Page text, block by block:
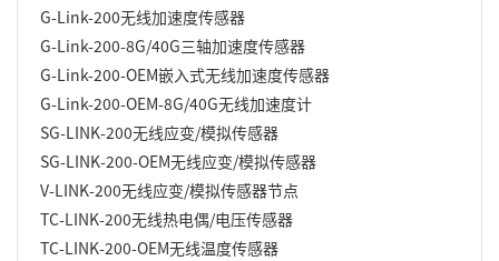
G-Link-200无线加速度传感器
G-Link-200-8G/40G三轴加速度传感器
G-Link-200-OEM嵌入式无线加速度传感器
G-Link-200-OEM-8G/40G无线加速度计
SG-LINK-200无线应变/模拟传感器
SG-LINK-200-OEM无线应变/模拟传感器
V-LINK-200无线应变/模拟传感器节点
TC-LINK-200无线热电偶/电压传感器
TC-LINK-200-OEM无线温度传感器